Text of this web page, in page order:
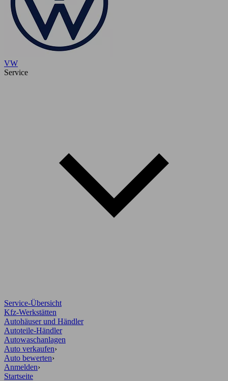
VW
Service
Service-Übersicht
Kfz-Werkstätten
Autohäuser und Händler
Autoteile-Händler
Autowaschanlagen
Auto verkaufen›
Auto bewerten›
Anmelden›
Startseite